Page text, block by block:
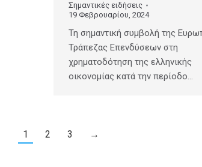
Σημαντικές ειδήσεις
19 Φεβρουαρίου, 2024
Τη σημαντική συμβολή της
Τράπεζας Επενδύσεων στη
χρηματοδότηση της ελληνικής
οικονομίας κατά την περίοδο…
1 2 3 →